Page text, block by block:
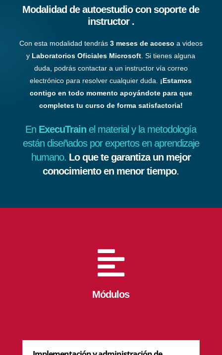
Modalidad de autoestudio con soporte de
instructor .
Con esta modalidad tendrás3 meses de acceso a videos
y Laboratorios Oficiales Microsoft . Si tienes alguna
duda, podrás contactar a un instructor vía correo
electrónico para resolver cualquier duda. ¡Estamos
contigo en todo momento apoyándote para que
completes tu curso de forma satisfactoria!
En ExecuTrain el material y la metodología
están diseñados por expertos en aprendizaje
humano. Lo que te garantiza un mejor
conocimiento en menor tiempo.

Módulos